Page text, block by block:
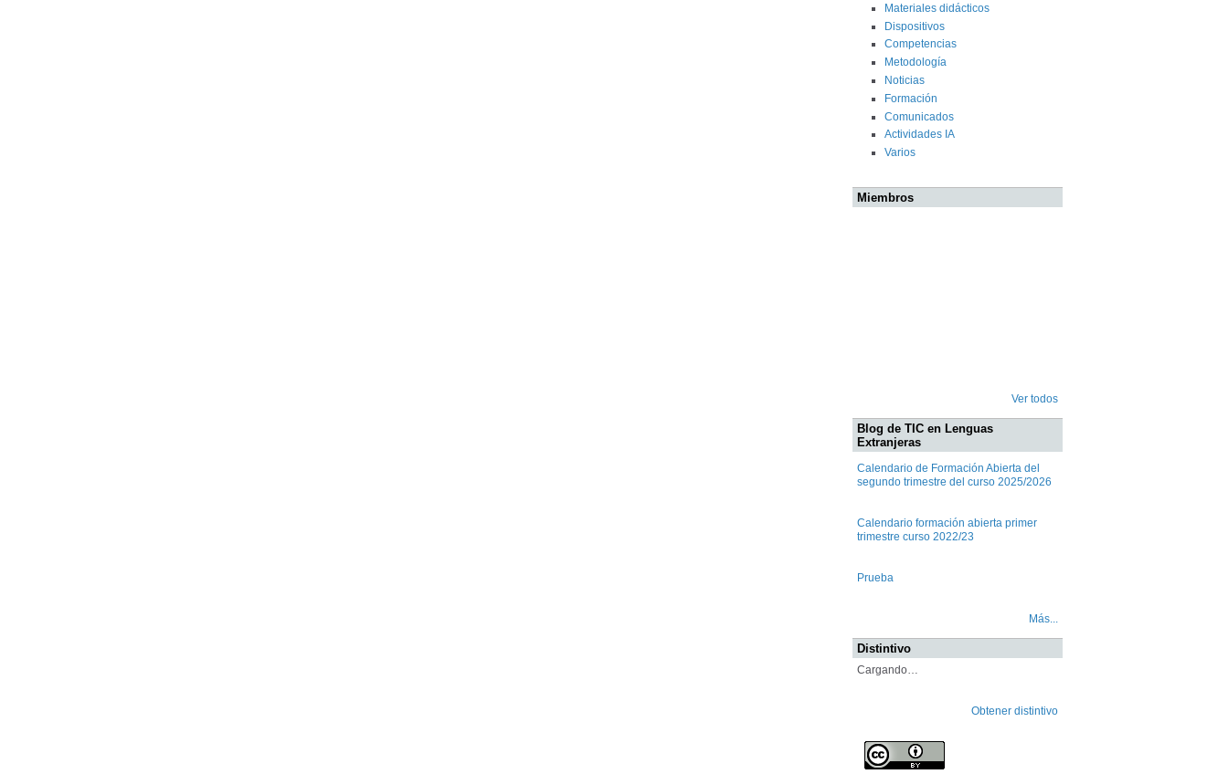
Materiales didácticos
Dispositivos
Competencias
Metodología
Noticias
Formación
Comunicados
Actividades IA
Varios
Miembros
Ver todos
Blog de TIC en Lenguas
Extranjeras
Calendario de Formación Abierta del
segundo trimestre del curso 2025/2026
Calendario formación abierta primer
trimestre curso 2022/23
Prueba
Más...
Distintivo
Cargando…
Obtener distintivo